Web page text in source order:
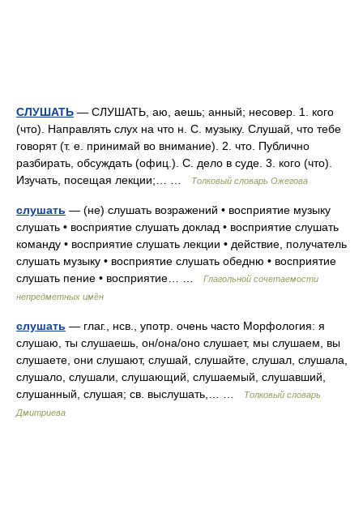
СЛУШАТЬ — СЛУШАТЬ, аю, аешь; анный; несовер. 1. кого
(что). Направлять слух на что н. С. музыку. Слушай, что тебе
говорят (т. е. принимай во внимание). 2. что. Публично
разбирать, обсуждать (офиц.). С. дело в суде. 3. кого (что).
Изучать, посещая лекции;… …
Толковый словарь Ожегова
слушать — (не) слушать возражений • восприятие музыку
слушать • восприятие слушать доклад • восприятие слушать
команду • восприятие слушать лекции • действие, получатель
слушать музыку • восприятие слушать обедню • восприятие
слушать пение • восприятие… …
Глагольной сочетаемости
непредметных имён
слушать — глаг., нсв., употр. очень часто Морфология: я
слушаю, ты слушаешь, он/она/оно слушает, мы слушаем, вы
слушаете, они слушают, слушай, слушайте, слушал, слушала,
слушало, слушали, слушающий, слушаемый, слушавший,
слушанный, слушая; св. выслушать,… …
Толковый словарь
Дмитриева